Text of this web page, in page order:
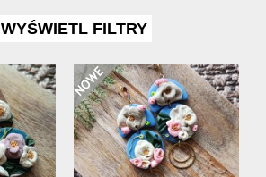
WYŚWIETL FILTRY